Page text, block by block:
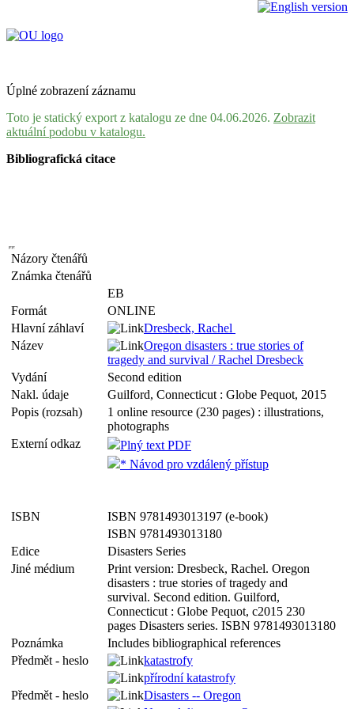
Úplné zobrazení záznamu
Toto je statický export z katalogu ze dne 04.06.2026. Zobrazit
aktuální podobu v katalogu.
Bibliografická citace
Názory čtenářů
Známka čtenářů
EB
Formát
ONLINE
Hlavní záhlaví
Dresbeck, Rachel
Název
Oregon disasters : true stories of
tragedy and survival / Rachel Dresbeck
Vydání
Second edition
Nakl. údaje
Guilford, Connecticut : Globe Pequot, 2015
Popis (rozsah)
1 online resource (230 pages) : illustrations,
photographs
Externí odkaz
Plný text PDF
* Návod pro vzdálený přístup
ISBN
ISBN 9781493013197 (e-book)
ISBN 9781493013180
Edice
Disasters Series
Jiné médium
Print version: Dresbeck, Rachel. Oregon
disasters : true stories of tragedy and
survival. Second edition. Guilford,
Connecticut : Globe Pequot, c2015 230
pages Disasters series. ISBN 9781493013180
Poznámka
Includes bibliographical references
Předmět - heslo
katastrofy
přírodní katastrofy
Předmět - heslo
Disasters -- Oregon